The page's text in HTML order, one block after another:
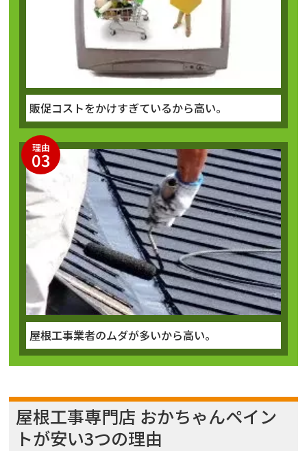
販促コストをかけすぎているから高い。
理由
03
屋根工事業者のムダが多いから高い。
屋根工事専門店 おかちゃんペイン
トが安い3つの理由